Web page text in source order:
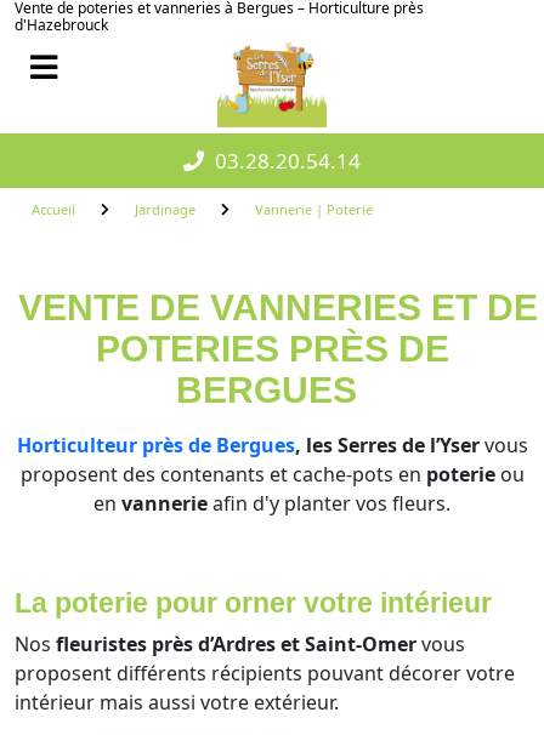
Vente de poteries et vanneries à Bergues – Horticulture près
d'Hazebrouck
03.28.20.54.14
Accueil Jardinage Vannerie | Poterie
VENTE DE VANNERIES ET DE
POTERIES PRÈS DE
BERGUES
Horticulteur près de Bergues, les Serres de l’Yservous
proposent des contenants et cache-pots en poterieou
en vannerieafin d'y planter vos fleurs.
La poterie pour orner votre intérieur
Nos fleuristes près d’Ardres et Saint-Omervous
proposent différents récipients pouvant décorer votre
intérieur mais aussi votre extérieur.